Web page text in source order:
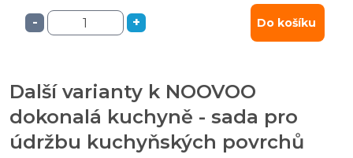
- + Do košíku
Další varianty k NOOVOO
dokonalá kuchyně - sada pro
údržbu kuchyňských povrchů